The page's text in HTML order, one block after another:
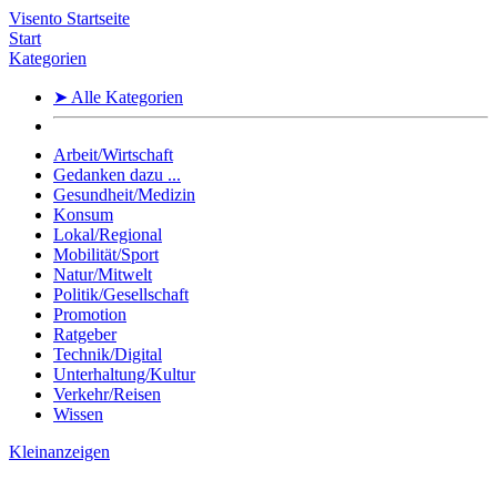
Visento Startseite
Start
Kategorien
➤ Alle Kategorien
Arbeit/Wirtschaft
Gedanken dazu ...
Gesundheit/Medizin
Konsum
Lokal/Regional
Mobilität/Sport
Natur/Mitwelt
Politik/Gesellschaft
Promotion
Ratgeber
Technik/Digital
Unterhaltung/Kultur
Verkehr/Reisen
Wissen
Kleinanzeigen